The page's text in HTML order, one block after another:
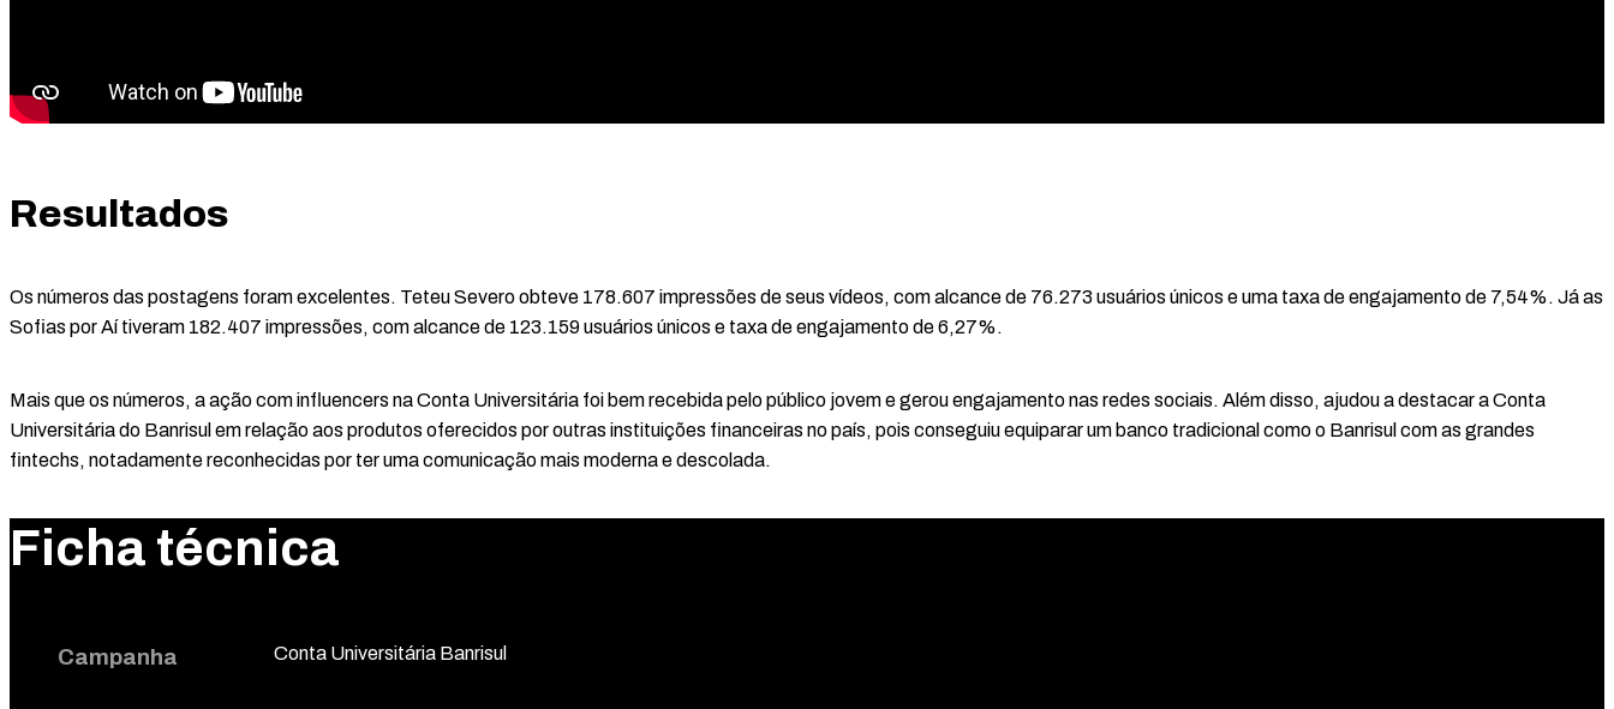
Resultados
Os números das postagens foram excelentes. Teteu Severo obteve 178.607 impressões de seus vídeos, com alcance de 76.273 usuários únicos e uma taxa de engajamento de 7,54%. Já as
Sofias por Aí tiveram 182.407 impressões, com alcance de 123.159 usuários únicos e taxa de engajamento de 6,27%.
Mais que os números, a ação com influencers na Conta Universitária foi bem recebida pelo público jovem e gerou engajamento nas redes sociais. Além disso, ajudou a destacar a Conta
Universitária do Banrisul em relação aos produtos oferecidos por outras instituições financeiras no país, pois conseguiu equiparar um banco tradicional como o Banrisul com as grandes
fintechs, notadamente reconhecidas por ter uma comunicação mais moderna e descolada.
Ficha técnica
Campanha Conta Universitária Banrisul